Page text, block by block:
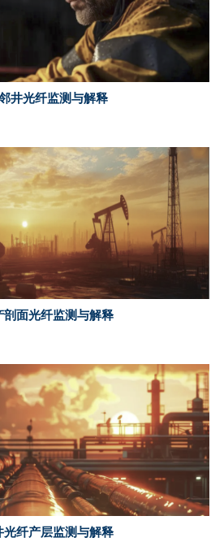
井光纤监测与解释
剖面光纤监测与解释
光纤产层监测与解释